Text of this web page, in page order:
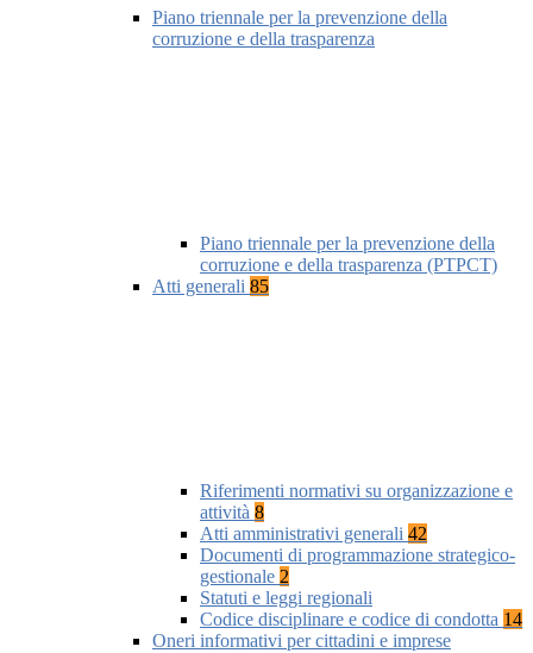
Piano triennale per la prevenzione della
corruzione e della trasparenza
Piano triennale per la prevenzione della
corruzione e della trasparenza (PTPCT)
Atti generali 85
Riferimenti normativi su organizzazione e
attività 8
Atti amministrativi generali 42
Documenti di programmazione strategico-
gestionale 2
Statuti e leggi regionali
Codice disciplinare e codice di condotta 14
Oneri informativi per cittadini e imprese